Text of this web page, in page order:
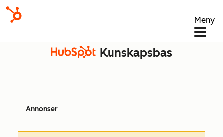
Meny
Kunskapsbas
Annonser